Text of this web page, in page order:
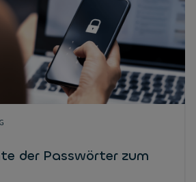
der Passwörter zum